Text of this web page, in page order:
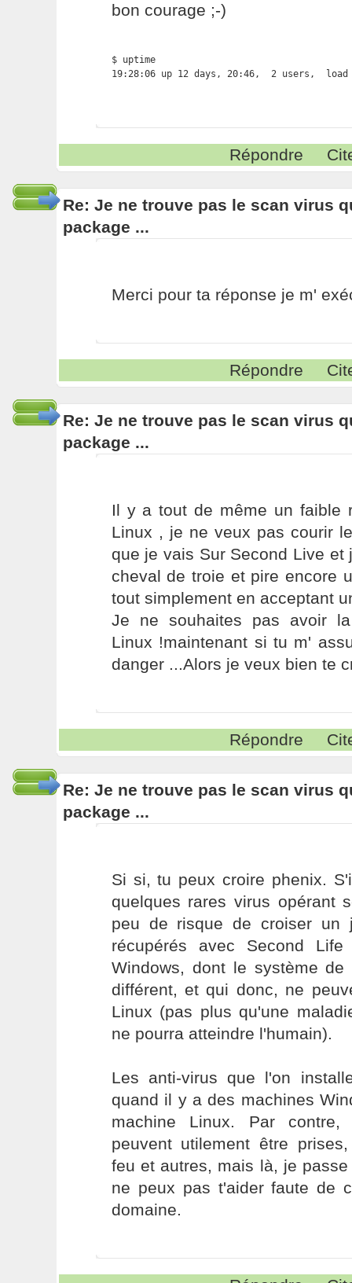
bon courage ;-)
$ uptime
19:28:06 up 12 days, 20:46,  2 users,  load
Répondre
Re: Je ne trouve pas le scan virus
package ...
Merci pour ta réponse je m'
Répondre
Re: Je ne trouve pas le scan virus
package ...
Il y a tout de même un faible
Linux , je ne veux pas courir
que je vais Sur Second Live et
cheval de troie et pire encore
tout simplement en acceptant
Je ne souhaites pas avoir
Linux !maintenant si tu m'
danger ...Alors je veux bien te
Répondre
Re: Je ne trouve pas le scan virus
package ...
Si si, tu peux croire phenix.
quelques rares virus opérant
peu de risque de croiser un
récupérés avec Second
Windows, dont le système
différent, et qui donc, ne
Linux (pas plus qu'une
ne pourra atteindre l'humain).
Les anti-virus que l'on
quand il y a des machines
machine Linux. Par contre,
peuvent utilement être
feu et autres, mais là, je
ne peux pas t'aider faute de
domaine.